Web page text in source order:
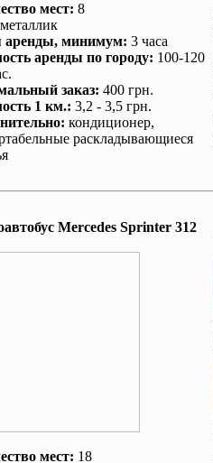
мест: 8
металлик
аренды, минимум: 3 часа
аренды по городу: 100-120
заказ: 400 грн.
1 км.: 3,2 - 3,5 грн.
: кондиционер,
раскладывающиеся
Mеrcedes Sprinter 312
мест: 18